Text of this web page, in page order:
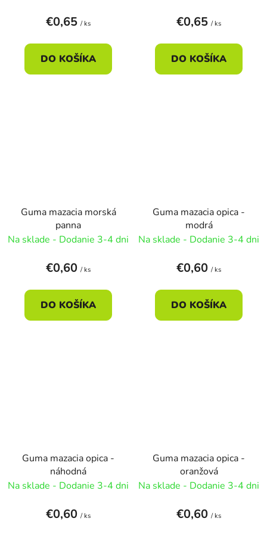
€0,65 / ks
DO KOŠÍKA
€0,65 / ks
DO KOŠÍKA
Guma mazacia morská
panna
Na sklade - Dodanie 3-4 dni
€0,60 / ks
DO KOŠÍKA
Guma mazacia opica -
modrá
Na sklade - Dodanie 3-4 dni
€0,60 / ks
DO KOŠÍKA
Guma mazacia opica -
náhodná
Na sklade - Dodanie 3-4 dni
€0,60 / ks
Guma mazacia opica -
oranžová
Na sklade - Dodanie 3-4 dni
€0,60 / ks